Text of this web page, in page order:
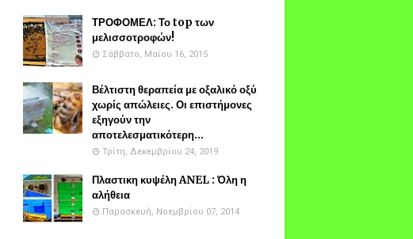
ΤΡΟΦΟΜΕΛ: Το top των
μελισσοτροφών!
Σάββατο, Μαΐου 16, 2015
Βέλτιστη θεραπεία με οξαλικό οξύ
χωρίς απώλειες. Οι επιστήμονες
εξηγούν την
αποτελεσματικότερη...
Τρίτη, Δεκεμβρίου 24, 2019
Πλαστικη κυψέλη ANEL : Όλη η
αλήθεια
Παρασκευή, Νοεμβρίου 07, 2014